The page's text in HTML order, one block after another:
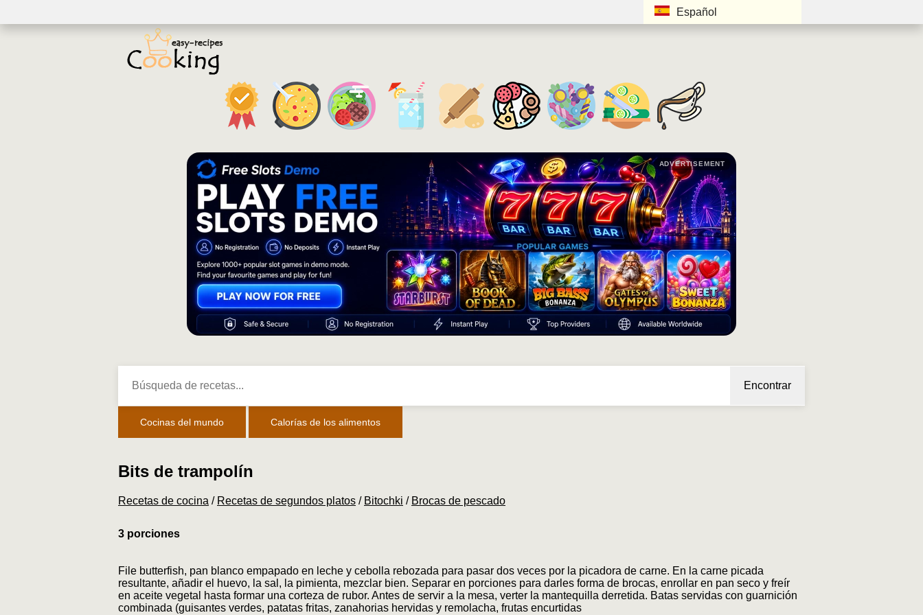
Español
ADVERTISEMENT
Encontrar
Cocinas del mundo Calorías de los alimentos
Bits de trampolín
Recetas de cocina / Recetas de segundos platos / Bitochki / Brocas de pescado
3 porciones
File butterfish, pan blanco empapado en leche y cebolla rebozada para pasar dos veces por la picadora de carne. En la carne picada
resultante, añadir el huevo, la sal, la pimienta, mezclar bien. Separar en porciones para darles forma de brocas, enrollar en pan seco y freír
en aceite vegetal hasta formar una corteza de rubor. Antes de servir a la mesa, verter la mantequilla derretida. Batas servidas con guarnición
combinada (guisantes verdes, patatas fritas, zanahorias hervidas y remolacha, frutas encurtidas